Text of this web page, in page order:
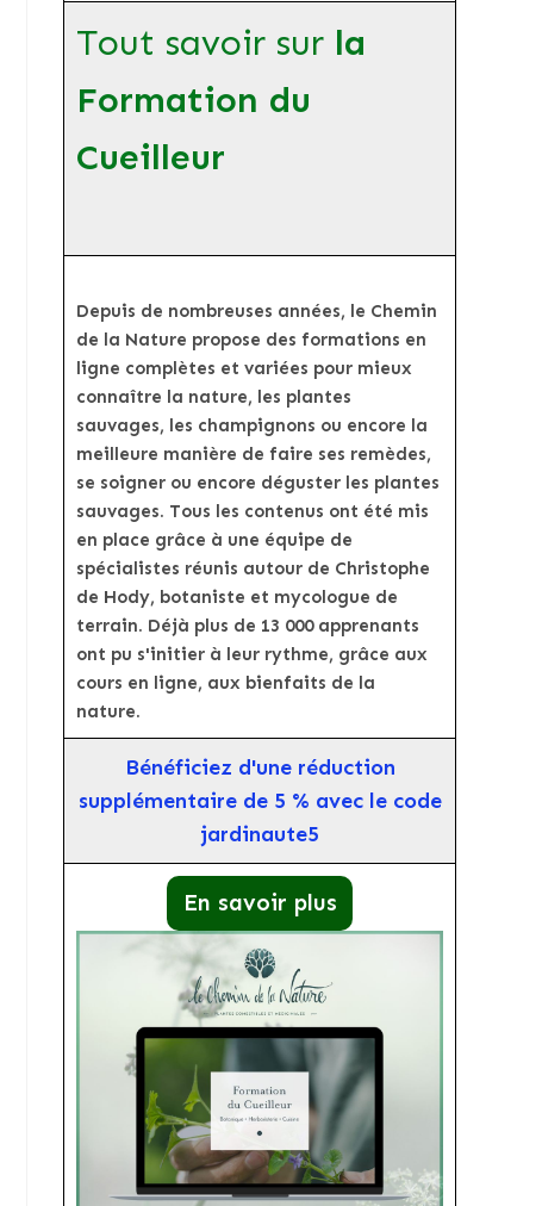
Tout savoir sur la
Formation du
Cueilleur
Depuis de nombreuses années, le Chemin
de la Nature propose des formations en
ligne complètes et variées pour mieux
connaître la nature, les plantes
sauvages, les champignons ou encore la
meilleure manière de faire ses remèdes,
se soigner ou encore déguster les plantes
sauvages. Tous les contenus ont été mis
en place grâce à une équipe de
spécialistes réunis autour de Christophe
de Hody, botaniste et mycologue de
terrain. Déjà plus de 13 000 apprenants
ont pu s'initier à leur rythme, grâce aux
cours en ligne, aux bienfaits de la
nature.
Bénéficiez d'une réduction
supplémentaire de 5 % avec le code
jardinaute5
En savoir plus